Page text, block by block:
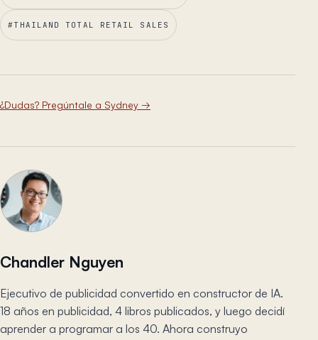
#THAILAND TOTAL RETAIL SALES
¿Dudas? Pregúntale a Sydney →
Chandler Nguyen
Ejecutivo de publicidad convertido en constructor de IA.
18 años en publicidad, 4 libros publicados, y luego decidí
aprender a programar a los 40. Ahora construyo